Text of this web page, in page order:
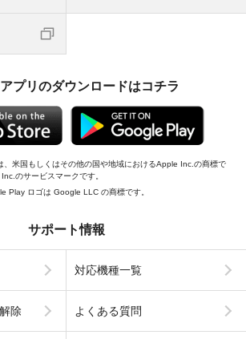
プリのダウンロードはコチラ
米国もしくはその他の国や地域におけるApple Inc.の商標で
のサービスマークです。
Play ロゴは Google LLC の商標です。
サポート情報
対応機種一覧
除 よくある質問